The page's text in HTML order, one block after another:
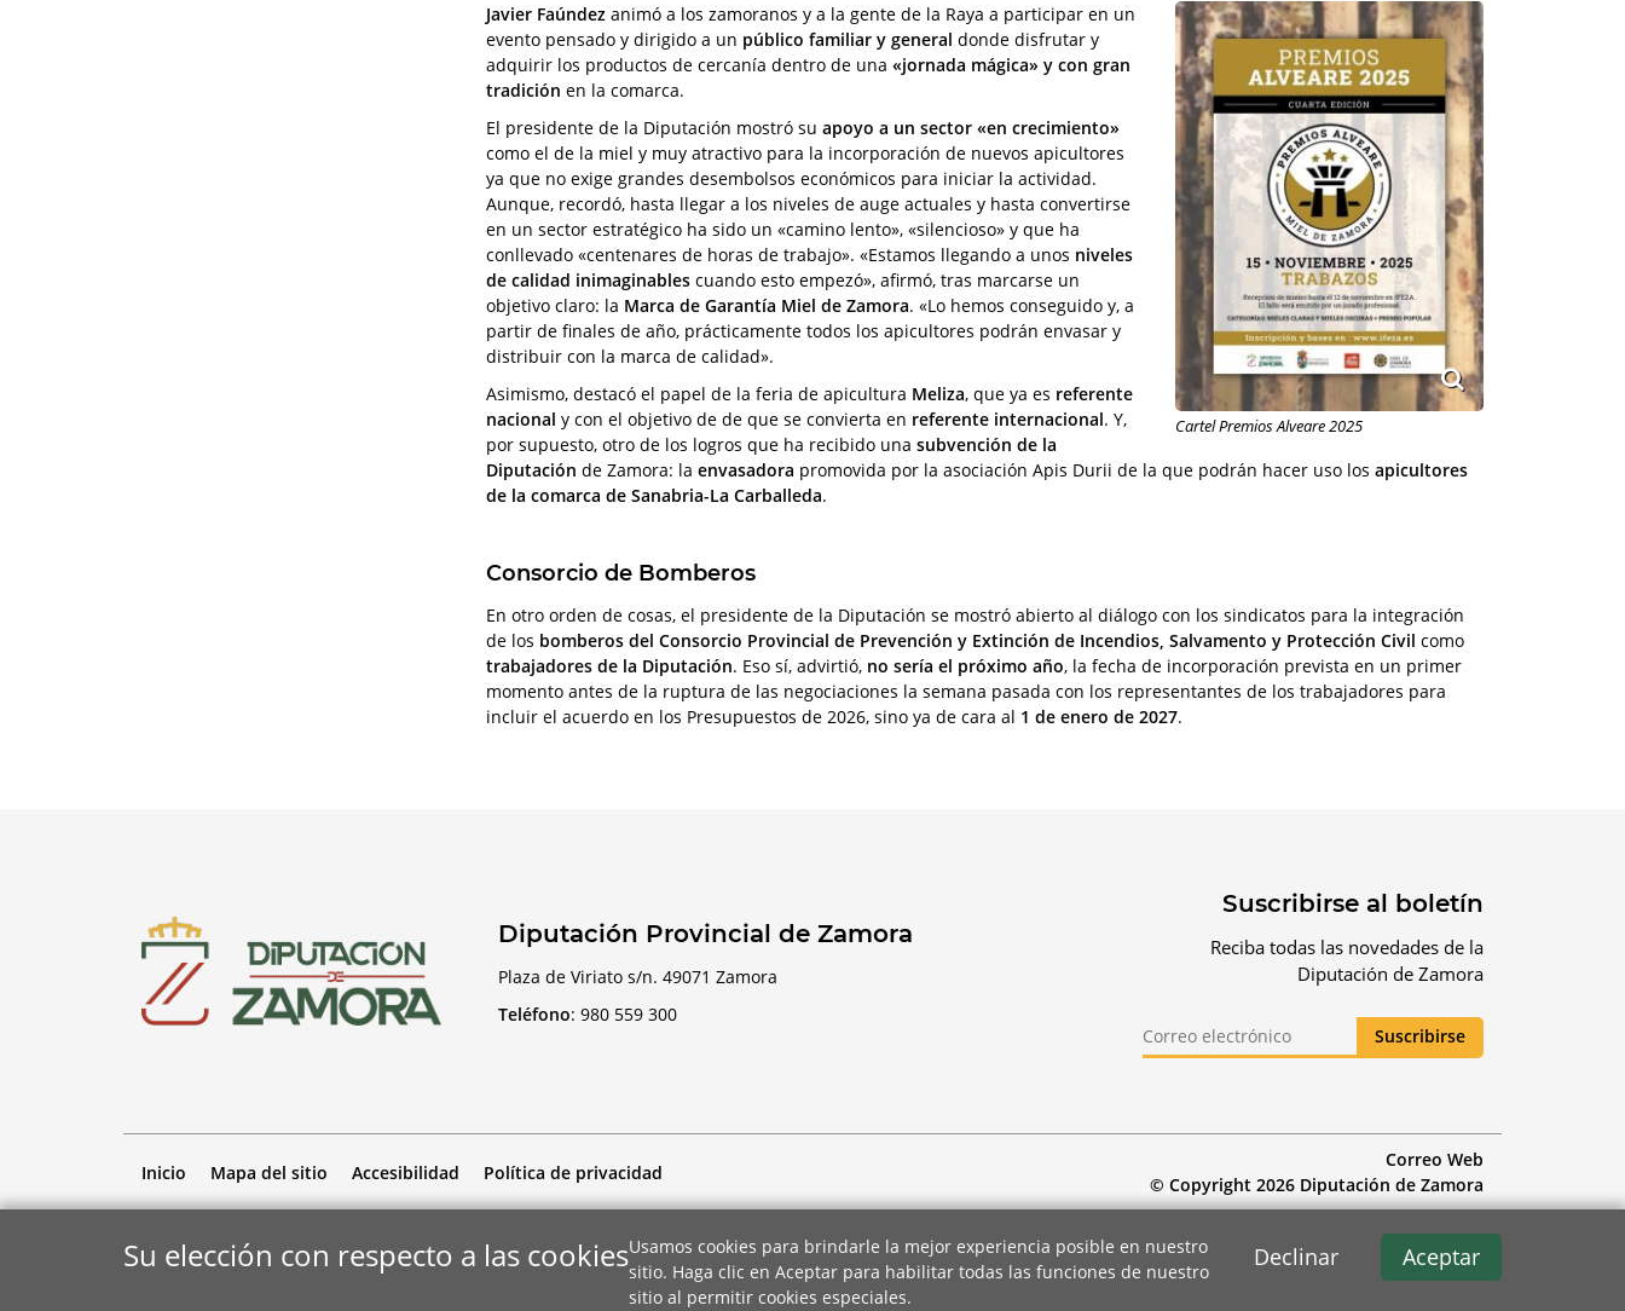
Cartel Premios Alveare 2025
Javier Faúndez animó a los zamoranos y a la gente de la Raya a participar en un
evento pensado y dirigido a un público familiar y general donde disfrutar y
adquirir los productos de cercanía dentro de una «jornada mágica» y con gran
tradición en la comarca.
El presidente de la Diputación mostró su apoyo a un sector «en crecimiento»
como el de la miel y muy atractivo para la incorporación de nuevos apicultores
ya que no exige grandes desembolsos económicos para iniciar la actividad.
Aunque, recordó, hasta llegar a los niveles de auge actuales y hasta convertirse
en un sector estratégico ha sido un «camino lento», «silencioso» y que ha
conllevado «centenares de horas de trabajo». «Estamos llegando a unos niveles
de calidad inimaginables cuando esto empezó», afirmó, tras marcarse un
objetivo claro: la Marca de Garantía Miel de Zamora. «Lo hemos conseguido y, a
partir de finales de año, prácticamente todos los apicultores podrán envasar y
distribuir con la marca de calidad».
Asimismo, destacó el papel de la feria de apicultura Meliza, que ya es referente
nacional y con el objetivo de de que se convierta en referente internacional. Y,
por supuesto, otro de los logros que ha recibido una subvención de la
Diputación de Zamora: la envasadora promovida por la asociación Apis Durii de la que podrán hacer uso los apicultores
de la comarca de Sanabria-La Carballeda.
Consorcio de Bomberos
En otro orden de cosas, el presidente de la Diputación se mostró abierto al diálogo con los sindicatos para la integración
de los bomberos del Consorcio Provincial de Prevención y Extinción de Incendios, Salvamento y Protección Civil como
trabajadores de la Diputación. Eso sí, advirtió, no sería el próximo año, la fecha de incorporación prevista en un primer
momento antes de la ruptura de las negociaciones la semana pasada con los representantes de los trabajadores para
incluir el acuerdo en los Presupuestos de 2026, sino ya de cara al 1 de enero de 2027.
Diputación Provincial de Zamora
Plaza de Viriato s/n. 49071 Zamora
Teléfono: 980 559 300
Suscribirse al boletín
Reciba todas las novedades de la
Diputación de Zamora
Inicio Mapa del sitio Accesibilidad Política de privacidad
Correo Web
© Copyright 2026 Diputación de Zamora
Su elección con respecto a las cookies Declinar Aceptar
Usamos cookies para brindarle la mejor experiencia posible en nuestro
sitio. Haga clic en Aceptar para habilitar todas las funciones de nuestro
sitio al permitir cookies especiales.